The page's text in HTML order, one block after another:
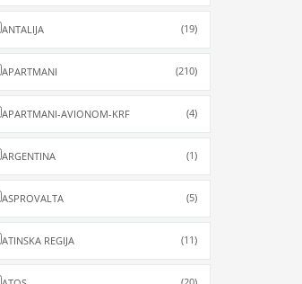
ANTALIJA (19)
APARTMANI (210)
APARTMANI-AVIONOM-KRF (4)
ARGENTINA (1)
ASPROVALTA (5)
ATINSKA REGIJA (11)